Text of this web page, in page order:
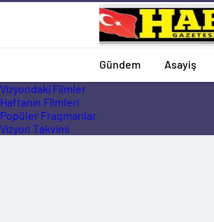
Gündem Asayiş
Vizyondaki Filmler
Haftanın Filmleri
Popüler Fragmanlar
Vizyon Takvimi